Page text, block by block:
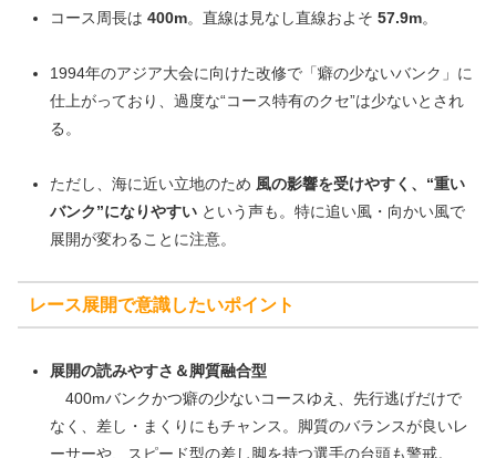
コース周長は 400m。直線は見なし直線およそ 57.9m。
1994年のアジア大会に向けた改修で「癖の少ないバンク」に
仕上がっており、過度な“コース特有のクセ”は少ないとされ
る。
ただし、海に近い立地のため 風の影響を受けやすく、“重い
バンク”になりやすいという声も。特に追い風・向かい風で
展開が変わることに注意。
レース展開で意識したいポイント
展開の読みやすさ＆脚質融合型
400mバンクかつ癖の少ないコースゆえ、先行逃げだけで
なく、差し・まくりにもチャンス。脚質のバランスが良いレ
ーサーや、スピード型の差し脚を持つ選手の台頭も警戒。